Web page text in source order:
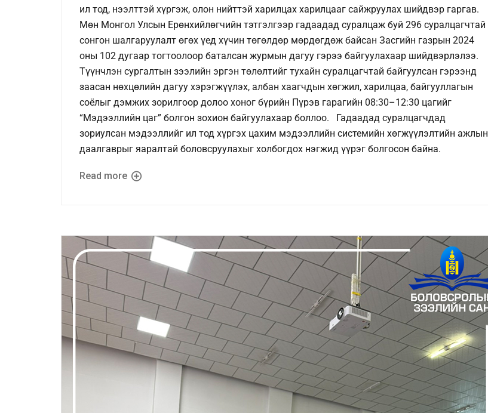
ил тод, нээлттэй хүргэж, олон нийттэй харилцах харилцааг сайжруулах шийдвэр гаргав.
Мөн Монгол Улсын Ерөнхийлөгчийн тэтгэлгээр гадаадад суралцаж буй 296 суралцагчтай
сонгон шалгаруулалт өгөх үед хүчин төгөлдөр мөрдөгдөж байсан Засгийн газрын 2024
оны 102 дугаар тогтоолоор баталсан журмын дагуу гэрээ байгуулахаар шийдвэрлэлээ.
Түүнчлэн сургалтын зээлийн эргэн төлөлтийг тухайн суралцагчтай байгуулсан гэрээнд
заасан нөхцөлийн дагуу хэрэгжүүлэх, албан хаагчдын хөгжил, харилцаа, байгууллагын
соёлыг дэмжих зорилгоор долоо хоног бүрийн Пүрэв гарагийн 08:30–12:30 цагийг
“Мэдээллийн цаг” болгон зохион байгуулахаар боллоо. Гадаадад суралцагчдад
зориулсан мэдээллийг ил тод хүргэх цахим мэдээллийн системийн хөгжүүлэлтийн ажлын
даалгаврыг яаралтай боловсруулахыг холбогдох нэгжид үүрэг болгосон байна.
Read more